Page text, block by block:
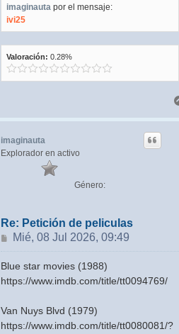
imaginauta por el mensaje:
ivi25
Valoración: 0.28%
imaginauta
Explorador en activo
Género:
Re: Petición de peliculas
Mensaje
Mié, 08 Jul 2026, 09:49
Blue star movies (1988)
https://www.imdb.com/title/tt0094769/
Van Nuys Blvd (1979)
https://www.imdb.com/title/tt0080081/?